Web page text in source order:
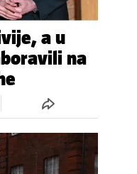
a u
na